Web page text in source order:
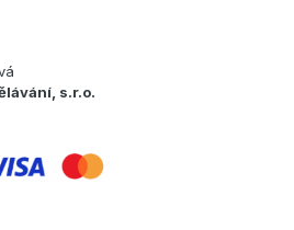
s.r.o.